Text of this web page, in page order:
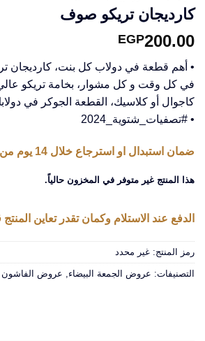
كارديجان تريكو صوف
EGP200.00
• أهم قطعة في دولاب كل بنت، كارديجان
في كل وقت و كل مشوار، بخامة تريكو عالي
كاجوال أو كلاسيك، القطعة الجوكر في
• #تصفيات_شتوية_2024
ضمان استبدال او استرجاع خلال 14 يوم من استلام المنتج
هذا المنتج غير متوفر في المخزون حالياً.
الدفع عند الاستلام وكمان تقدر تعاين
رمز المنتج: غير محدد
التصنيفات: عروض الجمعة البيضاء, عروض الفاشون